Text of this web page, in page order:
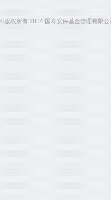
©版权所有 2014 国寿安保基金管理有限公